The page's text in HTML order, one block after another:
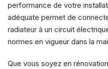
performance de votre
adéquate permet de
radiateur à un circuit
normes en vigueur dans la
Que vous soyez en